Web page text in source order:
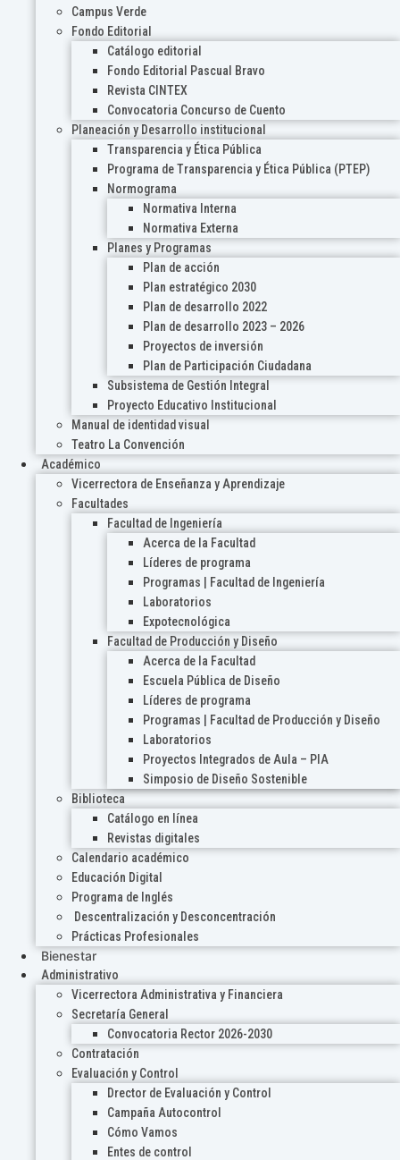
Campus Verde
Fondo Editorial
Catálogo editorial
Fondo Editorial Pascual Bravo
Revista CINTEX
Convocatoria Concurso de Cuento
Planeación y Desarrollo institucional
Transparencia y Ética Pública
Programa de Transparencia y Ética Pública (PTEP)
Normograma
Normativa Interna
Normativa Externa
Planes y Programas
Plan de acción
Plan estratégico 2030
Plan de desarrollo 2022
Plan de desarrollo 2023 – 2026
Proyectos de inversión
Plan de Participación Ciudadana
Subsistema de Gestión Integral
Proyecto Educativo Institucional
Manual de identidad visual
Teatro La Convención
Académico
Vicerrectora de Enseñanza y Aprendizaje
Facultades
Facultad de Ingeniería
Acerca de la Facultad
Líderes de programa
Programas | Facultad de Ingeniería
Laboratorios
Expotecnológica
Facultad de Producción y Diseño
Acerca de la Facultad
Escuela Pública de Diseño
Líderes de programa
Programas | Facultad de Producción y Diseño
Laboratorios
Proyectos Integrados de Aula – PIA
Simposio de Diseño Sostenible
Biblioteca
Catálogo en línea
Revistas digitales
Calendario académico
Educación Digital
Programa de Inglés
Descentralización y Desconcentración
Prácticas Profesionales
Bienestar
Administrativo
Vicerrectora Administrativa y Financiera
Secretaría General
Convocatoria Rector 2026-2030
Contratación
Evaluación y Control
Drector de Evaluación y Control
Campaña Autocontrol
Cómo Vamos
Entes de control